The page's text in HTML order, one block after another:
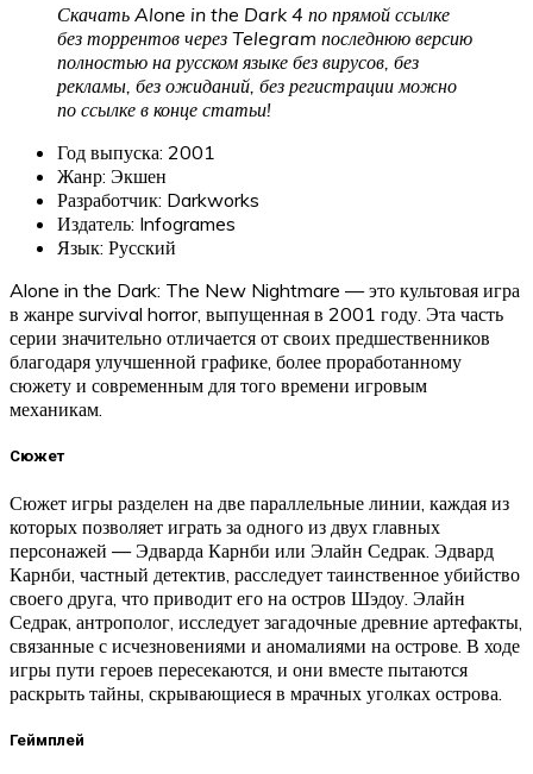
Скачать Alone in the Dark 4 по прямой ссылке
без торрентов через Telegram последнюю версию
полностью на русском языке без вирусов, без
рекламы, без ожиданий, без регистрации можно
по ссылке в конце статьи!
Год выпуска: 2001
Жанр: Экшен
Разработчик: Darkworks
Издатель: Infogrames
Язык: Русский
Alone in the Dark: The New Nightmare — это культовая игра
в жанре survival horror, выпущенная в 2001 году. Эта часть
серии значительно отличается от своих предшественников
благодаря улучшенной графике, более проработанному
сюжету и современным для того времени игровым
механикам.
Сюжет
Сюжет игры разделен на две параллельные линии, каждая из
которых позволяет играть за одного из двух главных
персонажей — Эдварда Карнби или Элайн Седрак. Эдвард
Карнби, частный детектив, расследует таинственное убийство
своего друга, что приводит его на остров Шэдоу. Элайн
Седрак, антрополог, исследует загадочные древние артефакты,
связанные с исчезновениями и аномалиями на острове. В ходе
игры пути героев пересекаются, и они вместе пытаются
раскрыть тайны, скрывающиеся в мрачных уголках острова.
Геймплей